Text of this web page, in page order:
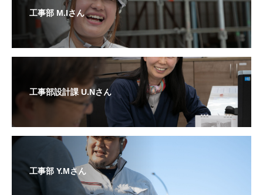
工事部 M.Iさん
工事部設計課 U.Nさん
工事部 Y.Mさん